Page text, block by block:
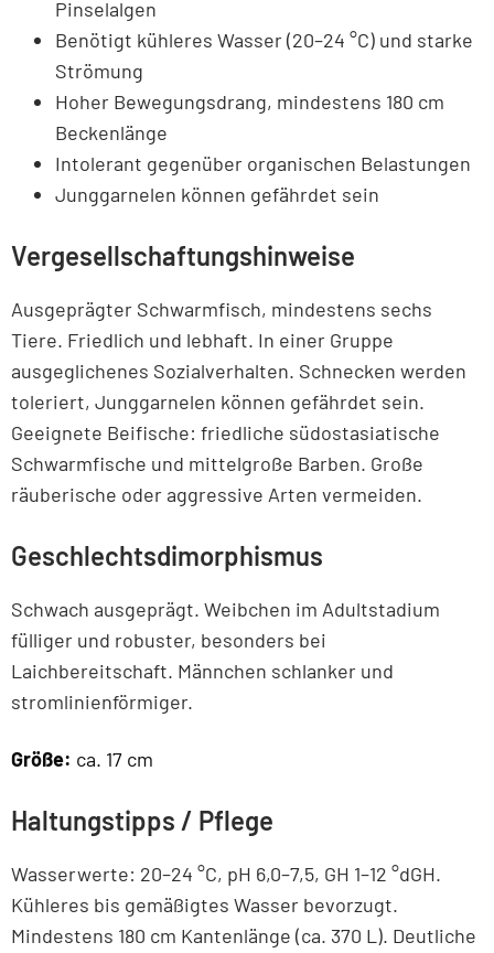
Pinselalgen
Benötigt kühleres Wasser (20–24 °C) und starke
Strömung
Hoher Bewegungsdrang, mindestens 180 cm
Beckenlänge
Intolerant gegenüber organischen Belastungen
Junggarnelen können gefährdet sein
Vergesellschaftungshinweise
Ausgeprägter Schwarmfisch, mindestens sechs
Tiere. Friedlich und lebhaft. In einer Gruppe
ausgeglichenes Sozialverhalten. Schnecken werden
toleriert, Junggarnelen können gefährdet sein.
Geeignete Beifische: friedliche südostasiatische
Schwarmfische und mittelgroße Barben. Große
räuberische oder aggressive Arten vermeiden.
Geschlechtsdimorphismus
Schwach ausgeprägt. Weibchen im Adultstadium
fülliger und robuster, besonders bei
Laichbereitschaft. Männchen schlanker und
stromlinienförmiger.
Größe: ca. 17 cm
Haltungstipps / Pflege
Wasserwerte: 20–24 °C, pH 6,0–7,5, GH 1–12 °dGH.
Kühleres bis gemäßigtes Wasser bevorzugt.
Mindestens 180 cm Kantenlänge (ca. 370 L). Deutliche